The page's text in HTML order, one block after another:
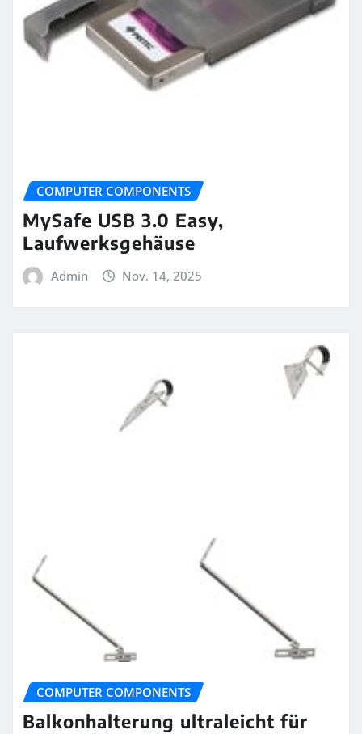
COMPUTER COMPONENTS
MySafe USB 3.0 Easy,
Laufwerksgehäuse
Admin Nov. 14, 2025
COMPUTER COMPONENTS
Balkonhalterung ultraleicht für